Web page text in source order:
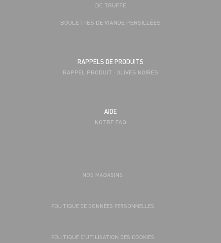
DE TRUFFE
BOULETTES DE VIANDE PERSILLÉES
RAPPELS DE PRODUITS
RAPPEL PRODUIT : OLIVES NOIRES
AIDE
NOTRE FAQ
NOS MAGASINS
POLITIQUE DE DONNÉES PERSONNELLES
POLITIQUE D’UTILISATION DES COOKIES